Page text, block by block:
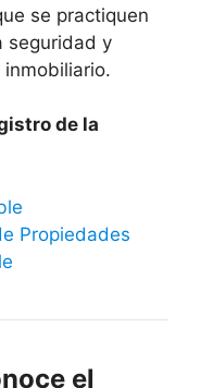
se practiquen
seguridad y
de la
Propiedades
el